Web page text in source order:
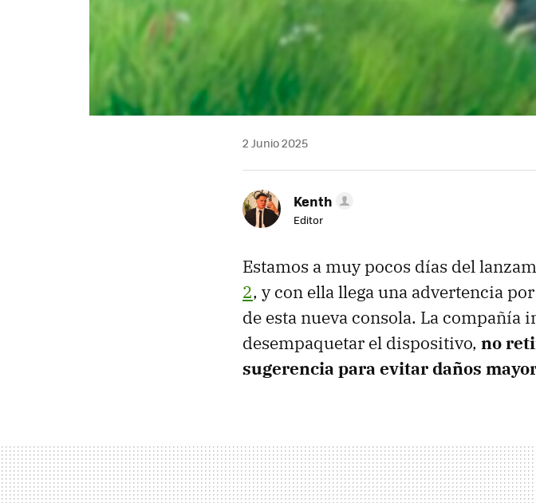
2 Junio 2025
Kenth
Editor
Estamos a muy pocos días del
2, y con ella llega una advertencia
de esta nueva consola. La compañía
desempaquetar el dispositivo, no
sugerencia para evitar daños